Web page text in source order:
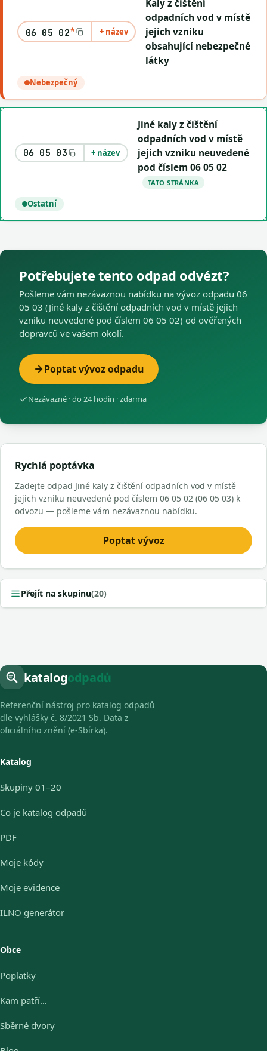
06 05 02* + název
Kaly z čištění
odpadních vod v místě
jejich vzniku
obsahující nebezpečné
látky
Nebezpečný
06 05 03 + název
Jiné kaly z čištění
odpadních vod v místě
jejich vzniku neuvedené
pod číslem 06 05 02
TATO STRÁNKA
Ostatní
Potřebujete tento odpad odvézt?
Pošleme vám nezávaznou nabídku na vývoz odpadu 06
05 03 (Jiné kaly z čištění odpadních vod v místě jejich
vzniku neuvedené pod číslem 06 05 02) od ověřených
dopravců ve vašem okolí.
Poptat vývoz odpadu
Nezávazné · do 24 hodin · zdarma
Rychlá poptávka
Zadejte odpad Jiné kaly z čištění odpadních vod v místě
jejich vzniku neuvedené pod číslem 06 05 02 (06 05 03) k
odvozu — pošleme vám nezávaznou nabídku.
Poptat vývoz
Přejít na skupinu(20)
katalogodpadů
Referenční nástroj pro katalog odpadů
dle vyhlášky č. 8/2021 Sb. Data z
oficiálního znění (e-Sbírka).
Katalog
Skupiny 01–20
Co je katalog odpadů
PDF
Moje kódy
Moje evidence
ILNO generátor
Obce
Poplatky
Kam patří…
Sběrné dvory